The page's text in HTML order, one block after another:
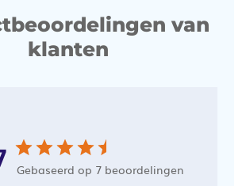
van
klanten
Gebaseerd op 7 beoordelingen